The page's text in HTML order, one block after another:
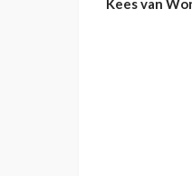
Kees van